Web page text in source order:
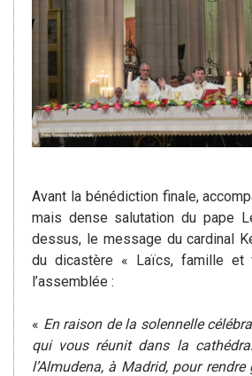
Avant la bénédiction finale,
mais dense salutation du pape
dessus, le message du cardinal
du dicastère « Laïcs, famille
l’assemblée :
« En raison de la solennelle
qui vous réunit dans la
l’Almudena, à Madrid, pour